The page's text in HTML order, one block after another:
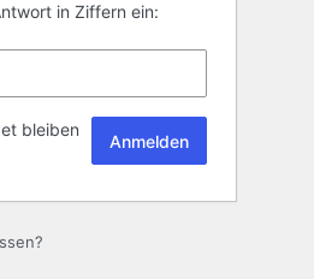
in Ziffern ein:
bleiben